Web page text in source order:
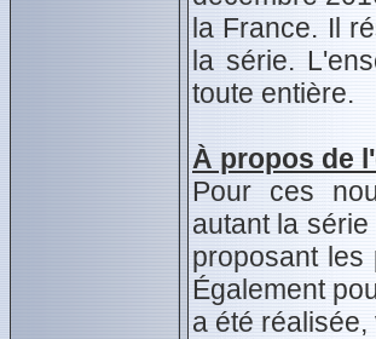
la France. Il
la série.
toute entière.
À propos de
Pour ces
autant la
proposant les
Également
a été